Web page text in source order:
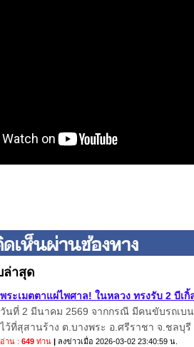
ล่าสุด
พระเมตตาแผ่ไพศาล! ในหลวง ทรงรับ 2 บีเ
วันที่ 2 มีนาคม 2569 จากกรณี มีคนขับรถเบ
ไว้ที่สุสานร้าง ต.บางพระ อ.ศรีราชา จ.ชลบุรี
อ่าน : 649ท่าน | ลงข่าวเมื่อ 2026-03-02 23:40:59 น.